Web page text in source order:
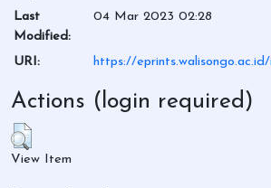
Last
Modified:
04 Mar 2023 02:28
URI: https://
Actions (login required)
View Item